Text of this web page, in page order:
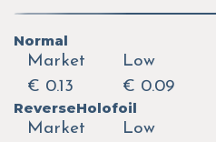
Normal
Market
€ 0.13
Low
€ 0.09
ReverseHolofoil
Market
Low